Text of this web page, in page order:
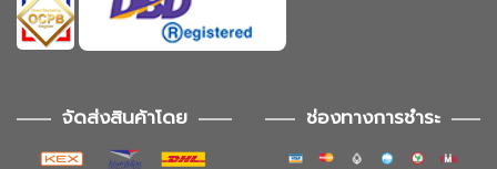
จัดส่งสินค้าโดย ช่องทางการชำระ